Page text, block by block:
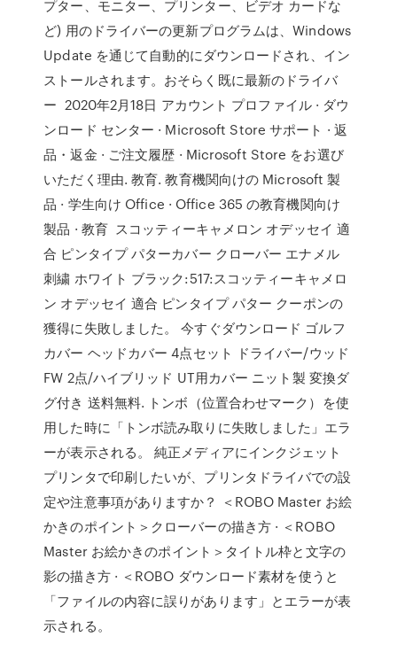
プター、モニター、プリンター、ビデオ カードな
ど) 用のドライバーの更新プログラムは、Windows
Update を通じて自動的にダウンロードされ、イン
ストールされます。おそらく既に最新のドライバ
ー 2020年2月18日 アカウント プロファイル · ダウ
ンロード センター · Microsoft Store サポート · 返
品・返金 · ご注文履歴 · Microsoft Store をお選び
いただく理由. 教育. 教育機関向けの Microsoft 製
品 · 学生向け Office · Office 365 の教育機関向け
製品 · 教育 スコッティーキャメロン オデッセイ 適
合 ピンタイプ パターカバー クローバー エナメル
刺繍 ホワイト ブラック:517:スコッティーキャメロ
ン オデッセイ 適合 ピンタイプ パター クーポンの
獲得に失敗しました。 今すぐダウンロード ゴルフ
カバー ヘッドカバー 4点セット ドライバー/ウッド
FW 2点/ハイブリッド UT用カバー ニット製 変換ダ
グ付き 送料無料. トンボ（位置合わせマーク）を使
用した時に「トンボ読み取りに失敗しました」エラ
ーが表示される。 純正メディアにインクジェット
プリンタで印刷したいが、プリンタドライバでの設
定や注意事項がありますか？ ＜ROBO Master お絵
かきのポイント＞クローバーの描き方 · ＜ROBO
Master お絵かきのポイント＞タイトル枠と文字の
影の描き方 · ＜ROBO ダウンロード素材を使うと
「ファイルの内容に誤りがあります」とエラーが表
示される。